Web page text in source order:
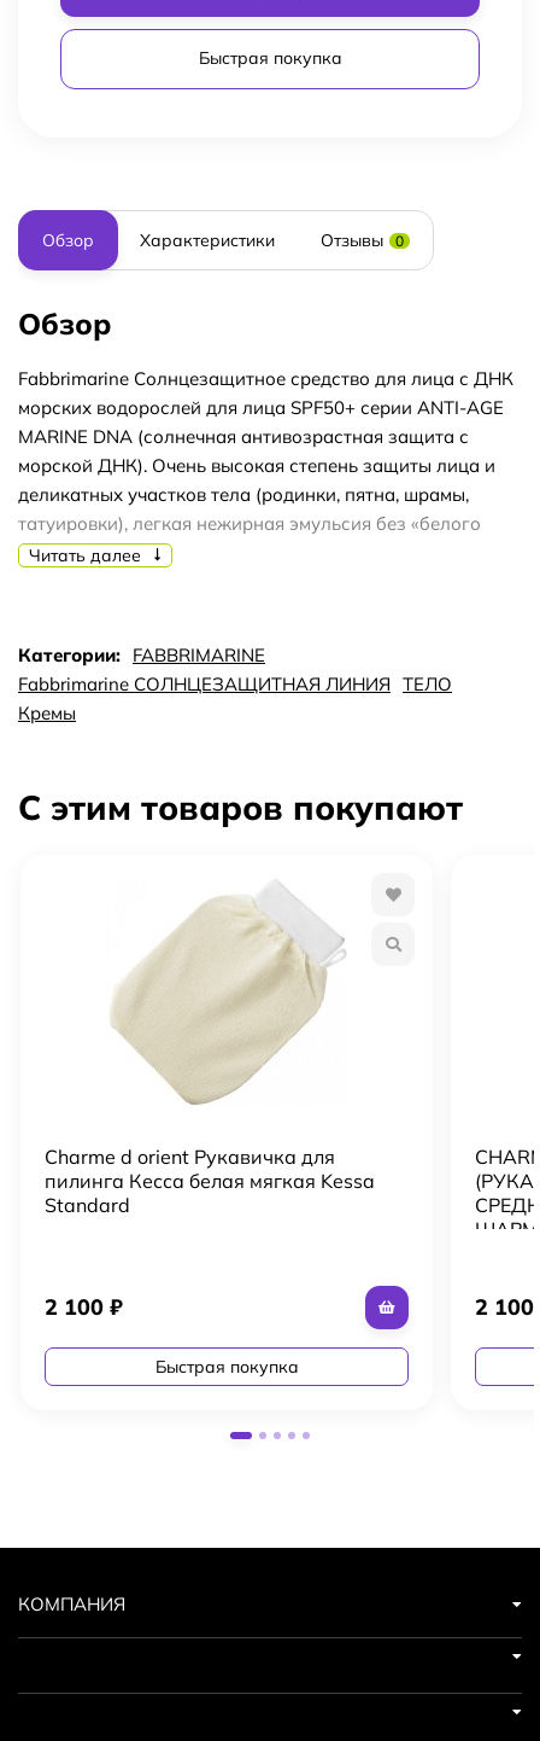
Быстрая покупка
Обзор Характеристики Отзывы 0
Обзор
Fabbrimarine Солнцезащитное средство для лица с ДНК
морских водорослей для лица SPF50+ серии ANTI-AGE
MARINE DNA (солнечная антивозрастная защита с
морской ДНК). Очень высокая степень защиты лица и
деликатных участков тела (родинки, пятна, шрамы,
татуировки), легкая нежирная эмульсия без «белого
эффекта». Обеспечивает суперувлажнение, стимулирует
пятнами, детской кожи. Применение: равномерно
нанести на лицо и тело перед выходом на солнце.
Повторить при необходимости. Активные компоненты:
Читать далее
Категории: FABBRIMARINE
Fabbrimarine СОЛНЦЕЗАЩИТНАЯ ЛИНИЯ ТЕЛО
Кремы
С этим товаров покупают
Charme d orient Рукавичка для
пилинга Кесса белая мягкая Kessa
Standard
2 100₽
Быстрая покупка
ШАРМ
2 100
КОМПАНИЯ